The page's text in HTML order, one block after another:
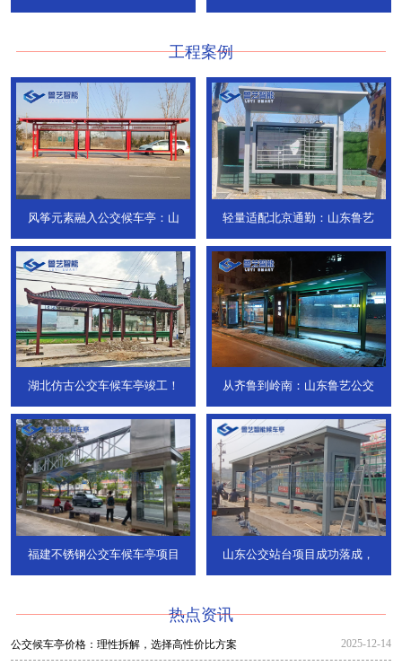
工程案例
风筝元素融入公交候车亭：山 轻量适配北京通勤：山东鲁艺
湖北仿古公交车候车亭竣工！ 从齐鲁到岭南：山东鲁艺公交
福建不锈钢公交车候车亭项目 山东公交站台项目成功落成，
热点资讯
公交候车亭价格：理性拆解，选择高性价比方案 2025-12-14